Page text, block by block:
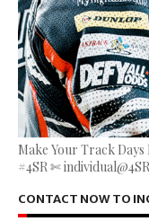
Make Your Track
#4SR ✄
CONTACT NOW TO